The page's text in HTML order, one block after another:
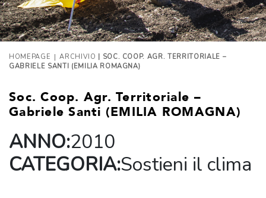
HOMEPAGE |ARCHIVIO
| SOC. COOP. AGR. TERRITORIALE –
GABRIELE SANTI (EMILIA ROMAGNA)
Soc. Coop. Agr. Territoriale –
Gabriele Santi (EMILIA ROMAGNA)
ANNO:2010
CATEGORIA:Sostieni il clima